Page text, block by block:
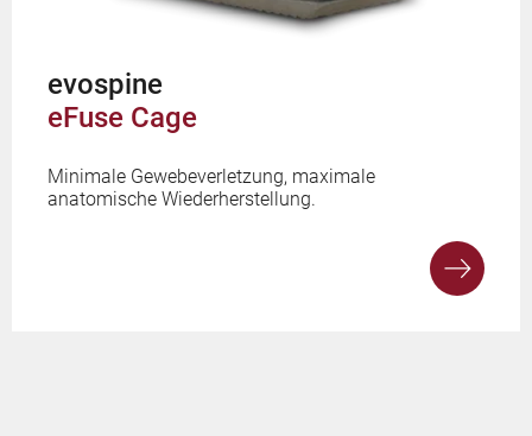
evospine
eFuse Cage
Minimale Gewebeverletzung, maximale
anatomische Wiederherstellung.